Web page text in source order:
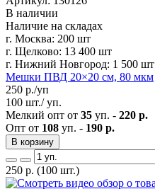
В наличии
Наличие на складах
г. Москва: 200 шт
г. Щелково: 13 400 шт
г. Нижний Новгород: 1 500 шт
Мешки ПВД 20×20 см, 80 мкм
250 р./уп
100 шт./ уп.
Мелкий опт от 35 уп. - 220 р.
Опт от 108 уп. - 190 р.
В корзину
250 р. (100 шт.)